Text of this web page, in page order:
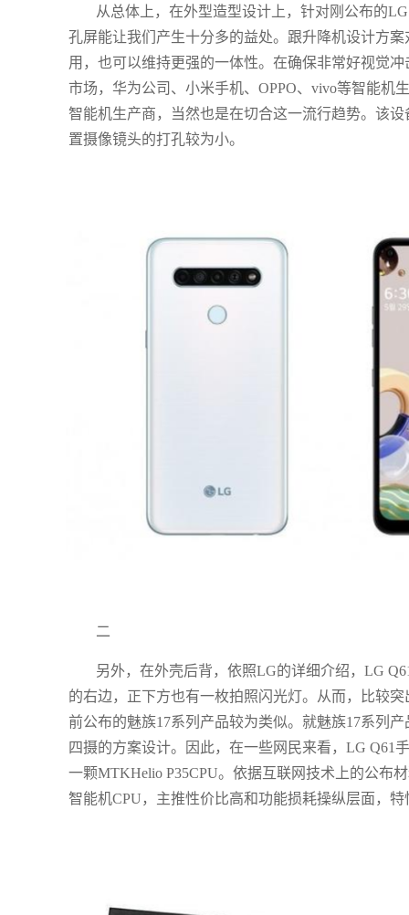
从总体上，在外型造型设计上，针对刚公布的
孔屏能让我们产生十分多的益处。跟升降机设计方
用，也可以维持更强的一体性。在确保非常好视觉
市场，华为公司、小米手机、OPPO、vivo等智能机
智能机生产商，当然也是在切合这一流行趋势。该
置摄像镜头的打孔较为小。
二
另外，在外壳后背，依照LG的详细介绍，LG
的右边，正下方也有一枚拍照闪光灯。从而，比较
前公布的魅族17系列产品较为类似。就魅族17系列
四摄的方案设计。因此，在一些网民来看，LG Q61
一颗MTKHelio P35CPU。依据互联网技术上的公布
智能机CPU，主推性价比高和功能损耗操纵层面，